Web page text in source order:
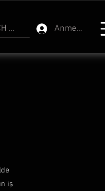
... Anmelden
iş